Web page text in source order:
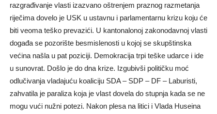
razgrađivanje vlasti izazvano oštrenjem praznog razmetanja
riječima dovelo je USK u ustavnu i parlamentarnu krizu koju će
biti veoma teško prevazići. U kantonalonoj zakonodavnoj vlasti
događa se pozorište besmislenosti u kojoj se skupštinska
većina našla u pat poziciji. Demokracija trpi teške udarce i ide
u sunovrat. Došlo je do dna krize. Izgubivši političku moć
odlučivanja vladajuću koaliciju SDA – SDP – DF – Laburisti,
zahvatila je paraliza koja je vlast dovela do stupnja kada se ne
mogu vući nužni potezi. Nakon plesa na litici i Vlada Huseina